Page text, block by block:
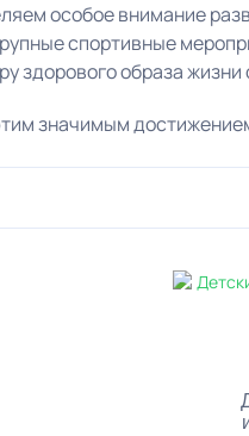
особое внимание
спортивные
здорового образа жизни
значимым